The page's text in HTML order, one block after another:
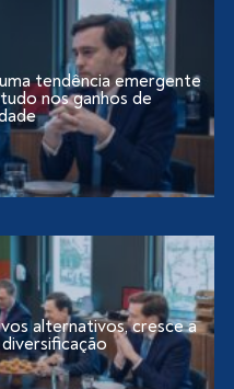
tendência emergente
nos ganhos de
alternativos, cresce a